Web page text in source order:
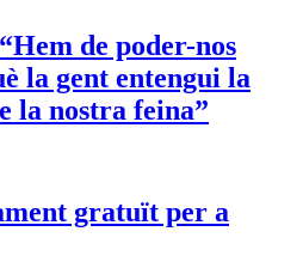
de poder-nos
la gent entengui la
la nostra feina”
gratuït per a